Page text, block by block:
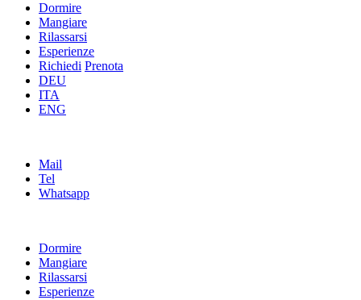
Dormire
Mangiare
Rilassarsi
Esperienze
Richiedi Prenota
DEU
ITA
ENG
Mail
Tel
Whatsapp
Dormire
Mangiare
Rilassarsi
Esperienze